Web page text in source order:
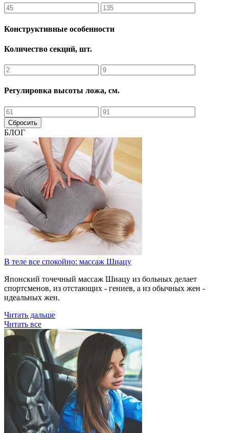
Конструктивные особенности
Количество секций, шт.
Регулировка высоты ложа, см.
Сбросить
БЛОГ
В теле все спокойно: массаж Шиацу
Японский точечный массаж Шиацу из больных делает
спортсменов, из отстающих - гениев, а из обычных жен -
идеальных жен.
Читать дальше
Читать все